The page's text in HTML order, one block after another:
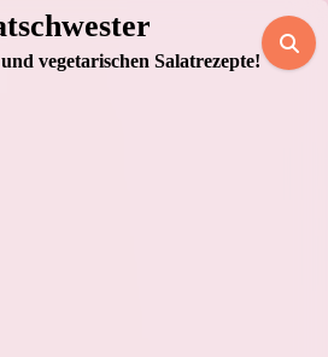
vegetarischen Salatrezepte!